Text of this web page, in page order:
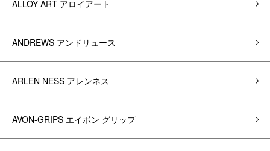
ALLOY ART アロイアート
ANDREWS アンドリュース
ARLEN NESS アレンネス
AVON-GRIPS エイボン グリップ